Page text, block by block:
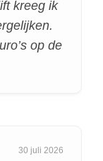
kreeg ik
op de
30 juli 2026